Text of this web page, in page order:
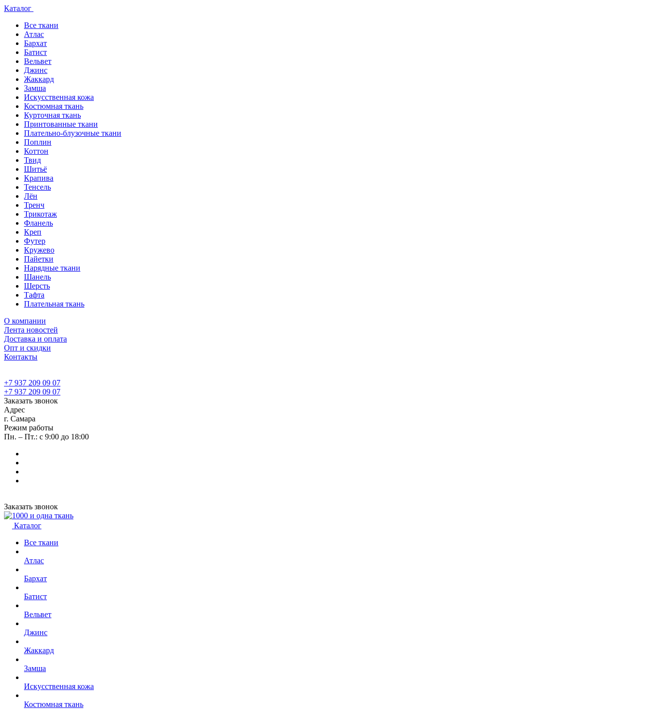
Каталог
Все ткани
Атлас
Бархат
Батист
Вельвет
Джинс
Жаккард
Замша
Искусственная кожа
Костюмная ткань
Курточная ткань
Принтованные ткани
Плательно-блузочные ткани
Поплин
Коттон
Твид
Шитьё
Крапива
Тенсель
Лён
Тренч
Трикотаж
Фланель
Креп
Футер
Кружево
Пайетки
Нарядные ткани
Шанель
Шерсть
Тафта
Плательная ткань
О компании
Лента новостей
Доставка и оплата
Опт и скидки
Контакты
+7 937 209 09 07
+7 937 209 09 07
Заказать звонок
Адрес
г. Самара
Режим работы
Пн. – Пт.: с 9:00 до 18:00
Заказать звонок
Каталог
Все ткани
Атлас
Бархат
Батист
Вельвет
Джинс
Жаккард
Замша
Искусственная кожа
Костюмная ткань